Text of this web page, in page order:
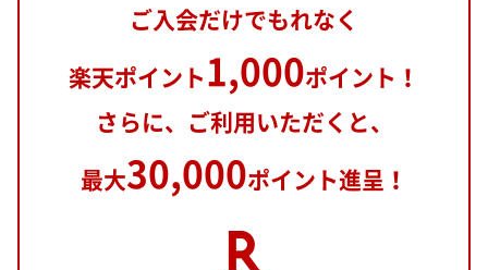
ご入会だけでもれなく
楽天ポイント1,000ポイント！
さらに、ご利用いただくと、
最大30,000ポイント進呈！